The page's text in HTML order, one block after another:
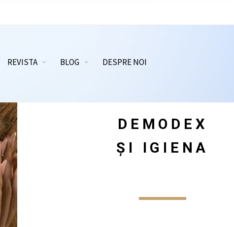
REVISTA BLOG DESPRE NOI
D E M O D E X
Ș I I G I E NA